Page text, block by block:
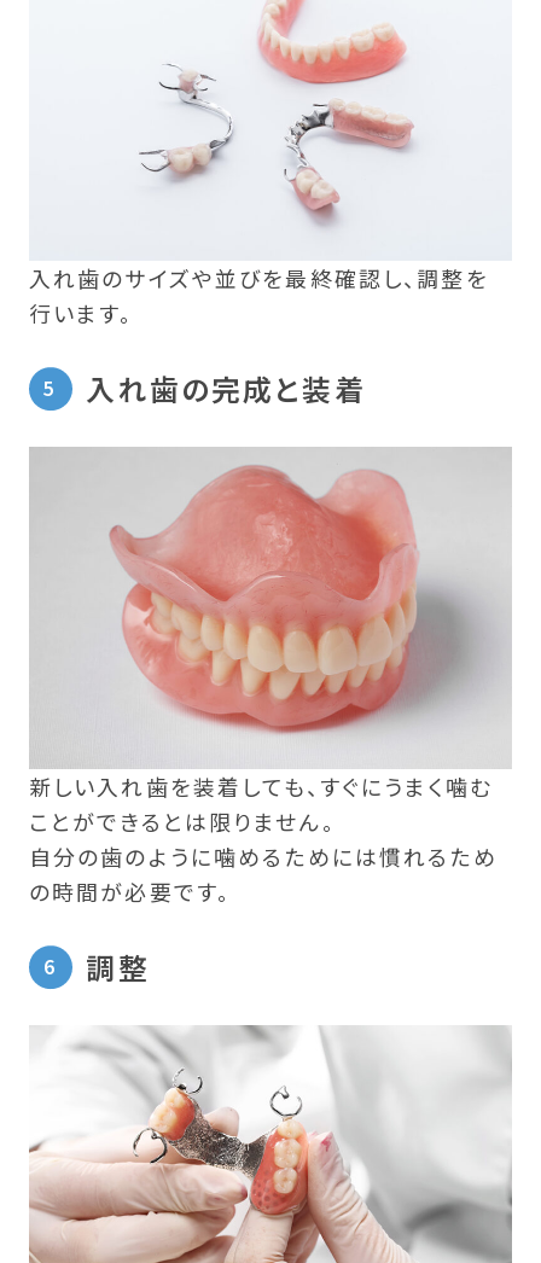
入れ歯のサイズや並びを最終確認し、調整を
行います。
入れ歯の完成と装着
新しい入れ歯を装着しても、すぐにうまく噛む
ことができるとは限りません。
自分の歯のように噛めるためには慣れるため
の時間が必要です。
調整